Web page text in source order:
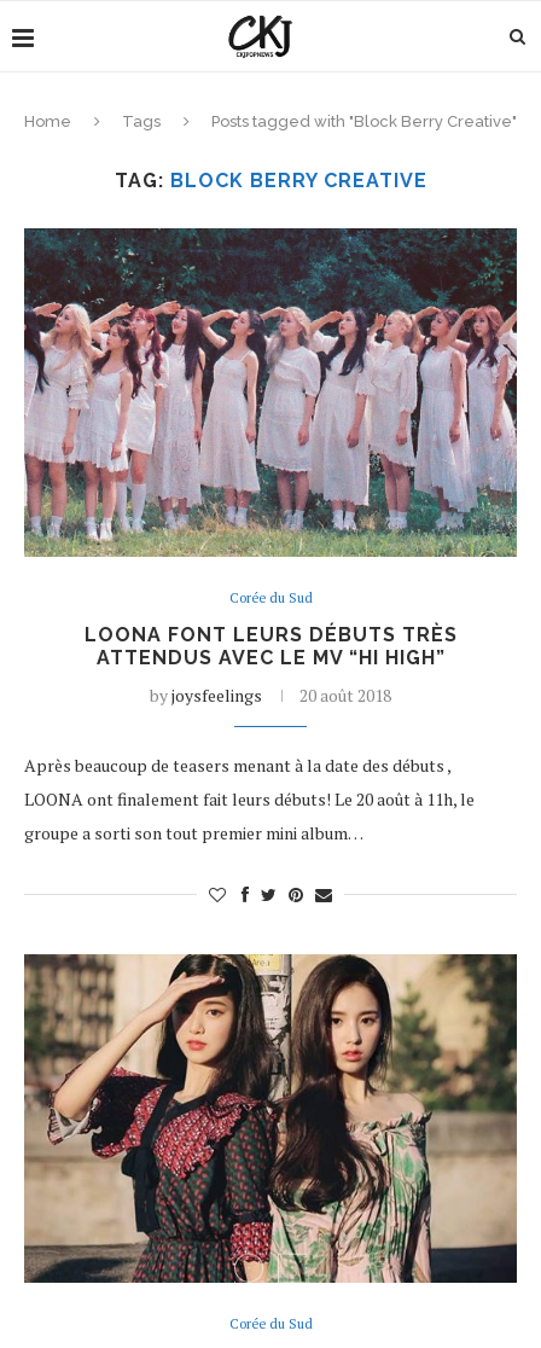
Home Tags Posts tagged with "Block Berry Creative"
TAG: BLOCK BERRY CREATIVE
Corée du Sud
LOONA FONT LEURS DÉBUTS TRÈS
ATTENDUS AVEC LE MV “HI HIGH”
byjoysfeelings 20 août 2018
Après beaucoup de teasers menant à la date des débuts ,
LOONA ont finalement fait leurs débuts! Le 20 août à 11h, le
groupe a sorti son tout premier mini album…
Corée du Sud